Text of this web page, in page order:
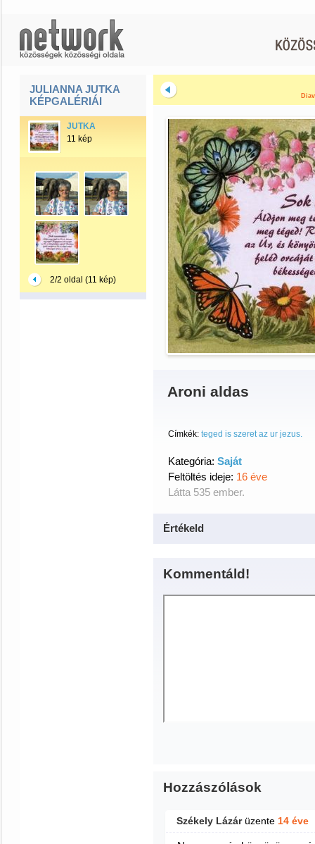
JULIANNA JUTKA
KÉPGALÉRIÁI
JUTKA
11 kép
2/2 oldal (11 kép)
Aroni aldas
Címkék: teged is szeret az ur jezus.
Kategória: Saját
Feltöltés ideje: 16 éve
Látta 535 ember.
Értékeld
Kommentáld!
Hozzászólások
Székely Lázárüzente 14 éve